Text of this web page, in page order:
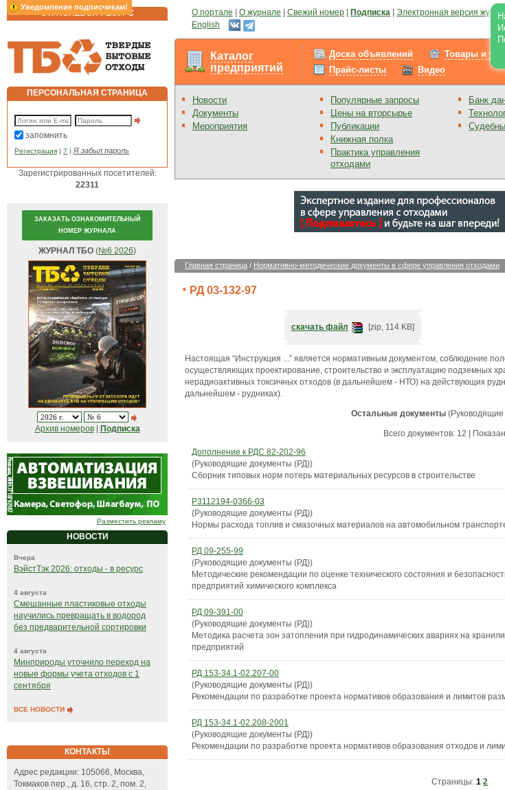
Уведомление подписчикам!
ОТРАСЛЕВОЙ РЕСУРС О портале О журнале Свежий номер Подписка Электронная версия
English
ПЕРСОНАЛЬНАЯ СТРАНИЦА
запомнить
Регистрация | ? | Я забыл пароль
Зарегистрированных посетителей:
22311
ЗАКАЗАТЬ ОЗНАКОМИТЕЛЬНЫЙ
НОМЕР ЖУРНАЛА
ЖУРНАЛ ТБО (№6 2026)
Архив номеров| Подписка
Разместить рекламу
НОВОСТИ
Вчера
ВэйстТэк 2026: отходы - в ресурс
4 августа
Смешанные пластиковые отходы
научились превращать в водород
без предварительной сортировки
4 августа
Минприроды уточнило переход на
новые формы учета отходов с 1
сентября
ВСЕ НОВОСТИ
КОНТАКТЫ
Адрес редакции: 105066, Москва,
Токмаков пер., д. 16, стр. 2, пом. 2,
Каталог
предприятий
Доска объявлений Товары и
Прайс-листы
Видео
Новости
Документы
Мероприятия
Популярные запросы
Цены на вторсырье
Публикации
Книжная полка
Практика управления
отходами
Банк
Главная страница / Нормативно-методические документы в сфере управления отходами
РД 03-132-97
скачать файл [zip, 114 KB]
Настоящая “Инструкция ...” является нормативным документом, соблюдение
осуществляющих проектирование, строительство и эксплуатацию подземных
нерадиоактивных токсичных отходов (в дальнейшем - НТО) на действующих
дальнейшем - рудниках).
Остальные документы(Руководящие
Всего документов: 12 |
Дополнение к РДС 82-202-96
(Руководящие документы (РД))
Сборник типовых норм потерь материальных ресурсов в строительстве
Р3112194-0366-03
(Руководящие документы (РД))
Нормы расхода топлив и смазочных материалов на автомобильном
РД 09-255-99
(Руководящие документы (РД))
Методические рекомендации по оценке технического состояния и
предприятий химического комплекса
РД 09-391-00
(Руководящие документы (РД))
Методика расчета зон затопления при гидродинамических авариях на
предприятий
РД 153-34.1-02.207-00
(Руководящие документы (РД))
Рекомендации по разработке проекта нормативов образования и лимитов
РД 153-34.1-02.208-2001
(Руководящие документы (РД))
Рекомендации по разработке проекта нормативов образования отходов и
Страницы: 1 2